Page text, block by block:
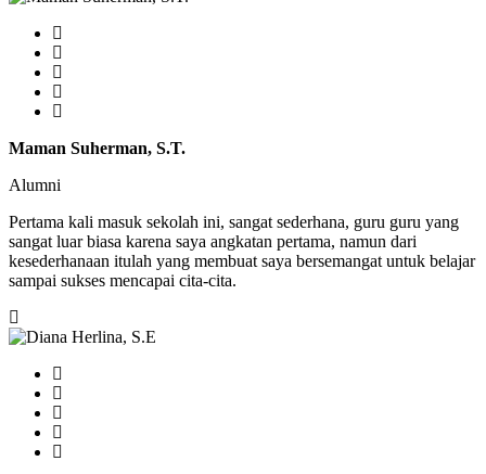
Maman Suherman, S.T.
Alumni
Pertama kali masuk sekolah ini, sangat sederhana, guru guru yang
sangat luar biasa karena saya angkatan pertama, namun dari
kesederhanaan itulah yang membuat saya bersemangat untuk belajar
sampai sukses mencapai cita-cita.